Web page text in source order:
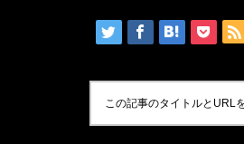
この記事のタイトルとURL